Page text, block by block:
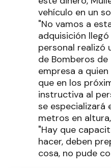
vehículo en un
"No vamos a
adquisición
personal realizó
de Bomberos
empresa a
que en los
instructiva al
se especializará
metros en
"Hay que
hacer, deben
cosa, no pude